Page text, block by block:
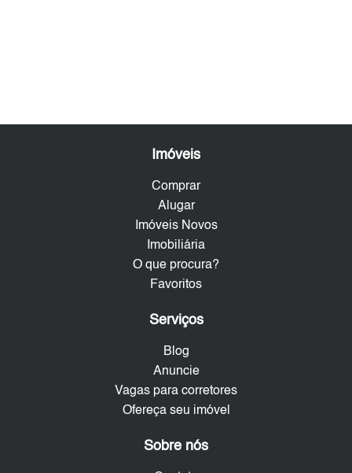
Imóveis
Comprar
Alugar
Imóveis Novos
Imobiliária
O que procura?
Favoritos
Serviços
Blog
Anuncie
Vagas para corretores
Ofereça seu imóvel
Sobre nós